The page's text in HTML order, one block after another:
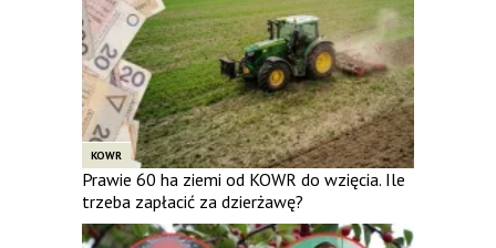
KOWR
Prawie 60 ha ziemi od KOWR do wzięcia. Ile
trzeba zapłacić za dzierżawę?